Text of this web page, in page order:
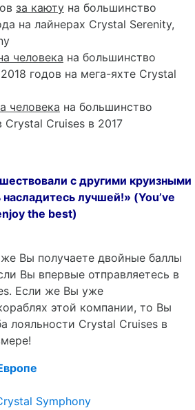
за каюту на большинство
на лайнерах Crystal Serenity,
человека на большинство
годов на мега-яхте Crystal
человека на большинство
Crystal Cruises в 2017
с другими круизными
лучшей!» (You’ve
the best)
Вы получаете двойные баллы
Вы впервые отправляетесь в
Если же Вы уже
этой компании, то Вы
лояльности Crystal Cruises в
Symphony